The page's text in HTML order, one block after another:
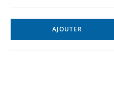
AJOUTER